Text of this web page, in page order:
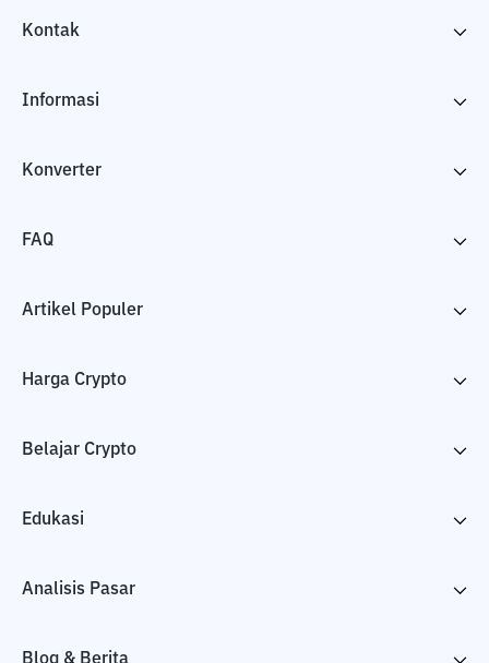
Kontak
Informasi
Konverter
FAQ
Artikel Populer
Harga Crypto
Belajar Crypto
Edukasi
Analisis Pasar
Blog & Berita